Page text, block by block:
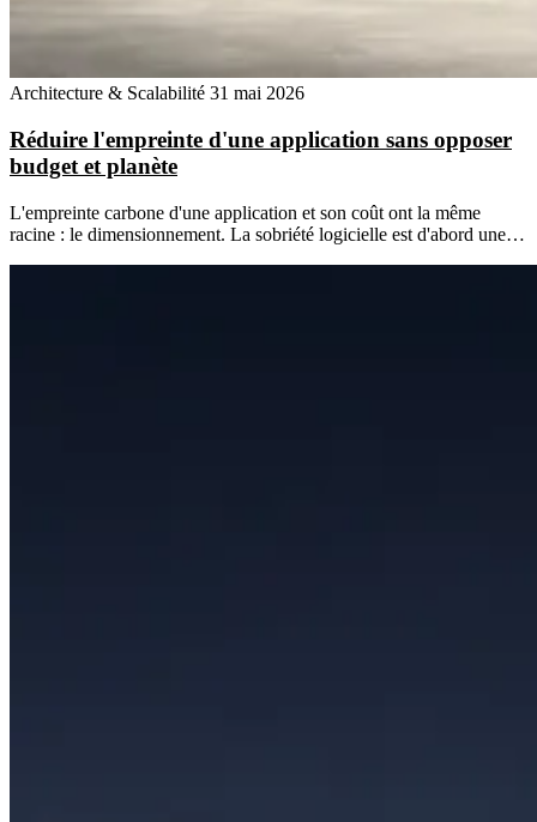
Architecture & Scalabilité 31 mai 2026
Réduire l'empreinte d'une application sans opposer
budget et planète
L'empreinte carbone d'une application et son coût ont la même
racine : le dimensionnement. La sobriété logicielle est d'abord une…